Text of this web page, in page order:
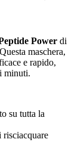
Power di
maschera,
e rapido,
minuti.
su tutta la
risciacquare